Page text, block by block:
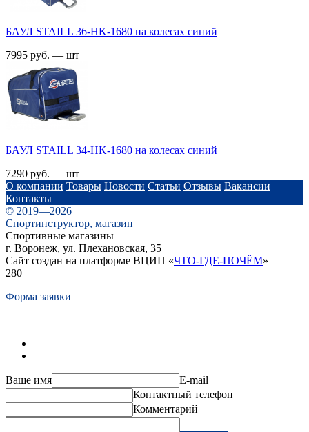
БАУЛ STAILL 36-HK-1680 на колесах синий
7995 руб. — шт
БАУЛ STAILL 34-HK-1680 на колесах синий
7290 руб. — шт
О компании Товары Новости Статьи Отзывы Вакансии
Контакты
© 2019—2026
Спортинструктор, магазин
Спортивные магазины
г. Воронеж, ул. Плехановская, 35
Сайт создан на платформе ВЦИП «ЧТО-ГДЕ-ПОЧЁМ»
280
Форма заявки
Ваше имя
E-mail
Контактный телефон
Комментарий